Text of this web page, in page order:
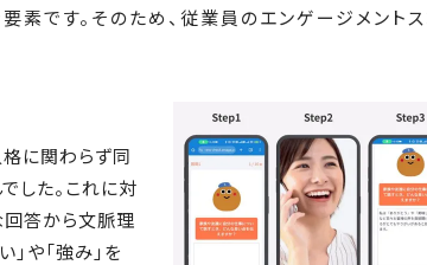
です。そのため、従業員のエンゲージメントス
に関わらず同
した。これに対
回答から文脈理
や「強み」を